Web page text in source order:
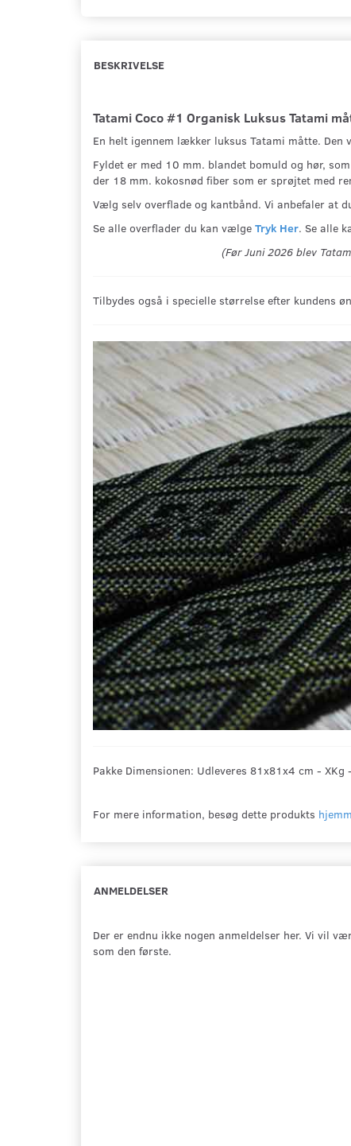
BESKRIVELSE
Tatami Coco #1 Organisk Luksus Tatami
En helt igennem lækker luksus Tatami måtte.
Fyldet er med 10 mm. blandet bomuld og hør,
der 18 mm. kokosnød fiber som er sprøjtet med
Vælg selv overflade og kantbånd. Vi anbefaler at
Se alle overflader du kan vælge Tryk Her. Se alle
(Før Juni 2026 blev
Tilbydes også i specielle størrelse efter kundens
Pakke Dimensionen: Udleveres 81x81x4 cm -
For mere information, besøg dette produkts
ANMELDELSER
Der er endnu ikke nogen anmeldelser her. Vi vil
som den første.